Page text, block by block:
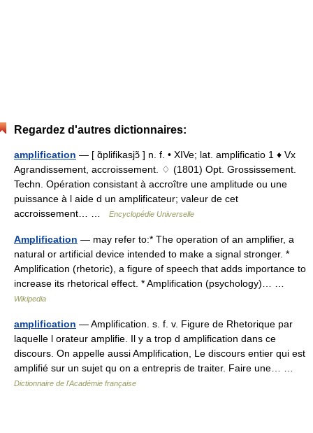
Regardez d'autres dictionnaires:
amplification — [ ɑ̃plifikasjɔ̃ ] n. f. • XIVe; lat. amplificatio 1 ♦ Vx
Agrandissement, accroissement. ♢ (1801) Opt. Grossissement.
Techn. Opération consistant à accroître une amplitude ou une
puissance à l aide d un amplificateur; valeur de cet
accroissement… …
Encyclopédie Universelle
Amplification — may refer to:* The operation of an amplifier, a
natural or artificial device intended to make a signal stronger. *
Amplification (rhetoric), a figure of speech that adds importance to
increase its rhetorical effect. * Amplification (psychology)… …
Wikipedia
amplification — Amplification. s. f. v. Figure de Rhetorique par
laquelle l orateur amplifie. Il y a trop d amplification dans ce
discours. On appelle aussi Amplification, Le discours entier qui est
amplifié sur un sujet qu on a entrepris de traiter. Faire une… …
Dictionnaire de l'Académie française